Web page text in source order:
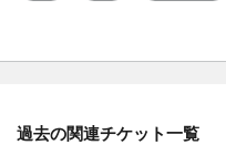
過去の関連チケット一覧